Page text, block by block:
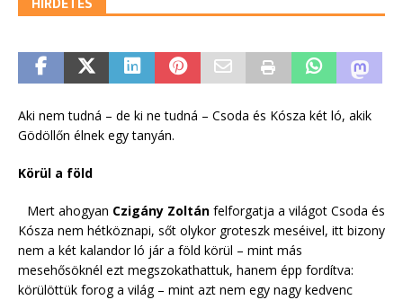
Aki nem tudná – de ki ne tudná – Csoda és Kósza két ló, akik
Gödöllőn élnek egy tanyán.
Körül a föld
Mert ahogyan Czigány Zoltán felforgatja a világot Csoda és
Kósza nem hétköznapi, sőt olykor groteszk meséivel, itt bizony
nem a két kalandor ló jár a föld körül – mint más
mesehősöknél ezt megszokathattuk, hanem épp fordítva:
körülöttük forog a világ – mint azt nem egy nagy kedvenc